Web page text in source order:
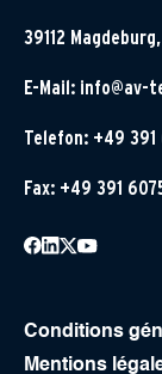
39112
E-Mail: info@av-
Telefon: +49
Fax: +49 391
Conditions
Mentions